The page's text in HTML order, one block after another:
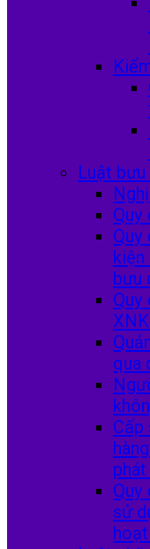
Luật
Quy
bưu
Quy
qua
Cấp
phát
Quy
sử